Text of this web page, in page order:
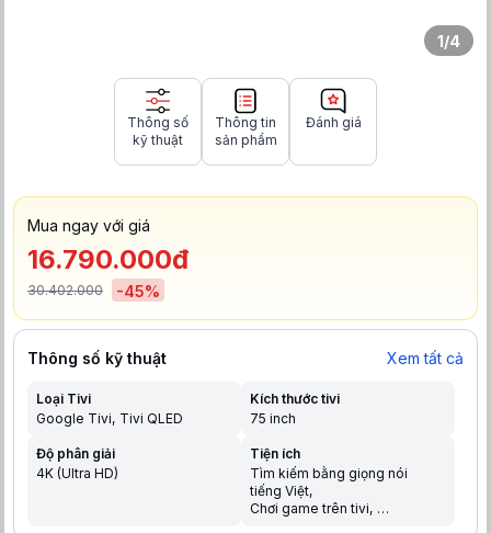
1/4
Thông số
kỹ thuật
Thông tin
sản phẩm
Đánh giá
Mua ngay với giá
16.790.000đ
30.402.000 -45%
Thông số kỹ thuật Xem tất cả
Loại Tivi
Google Tivi Tivi QLED
Kích thước tivi
75 inch
Độ phân giải
4K (Ultra HD)
Tiện ích
Tìm kiếm bằng giọng nói
tiếng Việt
Chơi game trên tivi